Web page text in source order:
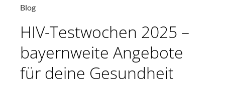
Blog
HIV-Testwochen 2025 –
bayernweite Angebote
für deine Gesundheit